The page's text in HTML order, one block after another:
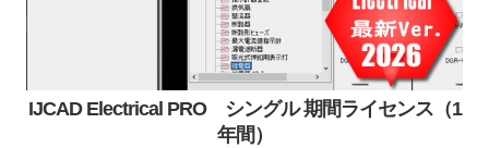
IJCAD Electrical PRO シングル 期間ライセンス（1
年間）